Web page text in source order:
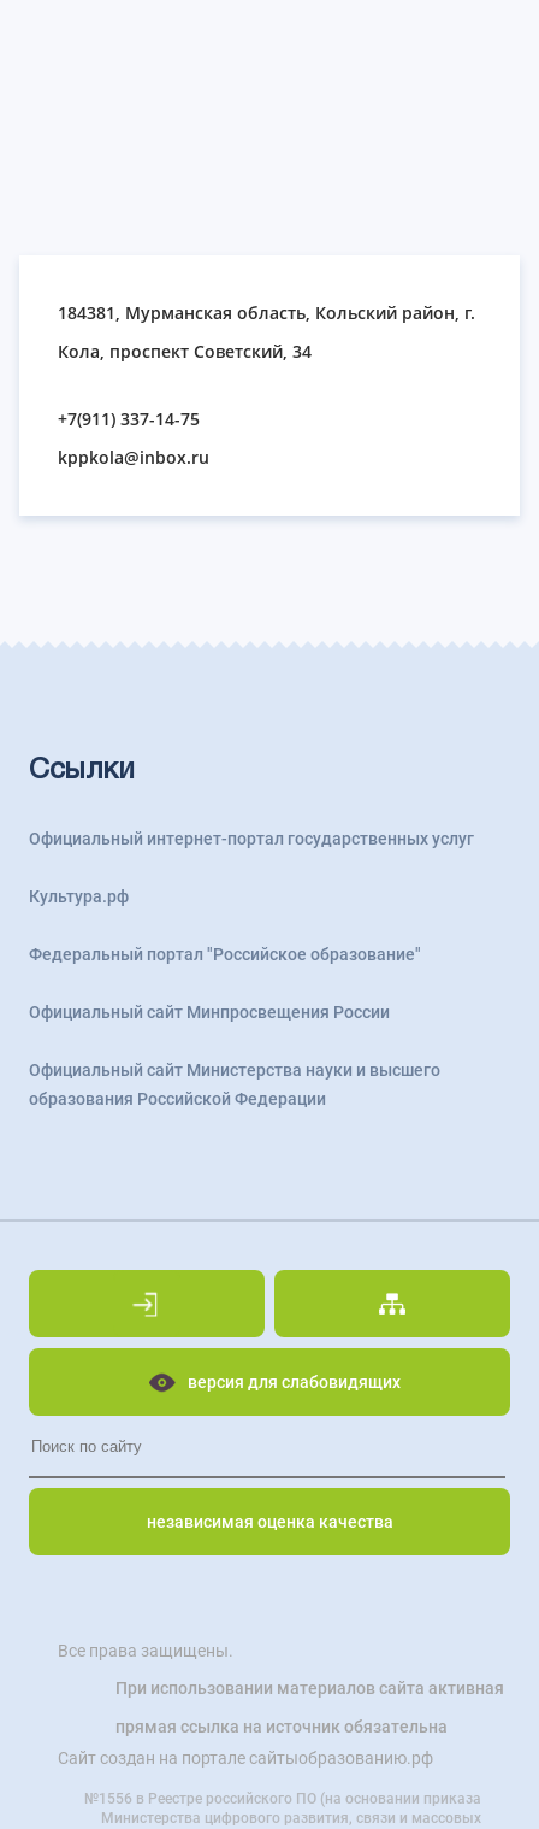
184381, Мурманская область, Кольский район, г.
Кола, проспект Советский, 34
+7(911) 337-14-75
kppkola@inbox.ru
Ссылки
Официальный интернет-портал государственных услуг
Культура.рф
Федеральный портал "Российское образование"
Официальный сайт Минпросвещения России
Официальный сайт Министерства науки и высшего
образования Российской Федерации
версия для слабовидящих
независимая оценка качества
Все права защищены.
При использовании материалов сайта активная
прямая ссылка на источник обязательна
Сайт создан на портале сайтыобразованию.рф
№1556 в Реестре российского ПО (на основании приказа
Министерства цифрового развития, связи и массовых